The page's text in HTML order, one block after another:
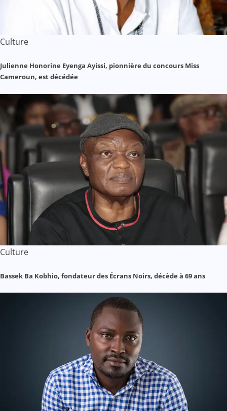
Culture
Julienne Honorine Eyenga Ayissi, pionnière du concours Miss
Cameroun, est décédée
Culture
Bassek Ba Kobhio, fondateur des Écrans Noirs, décède à 69 ans